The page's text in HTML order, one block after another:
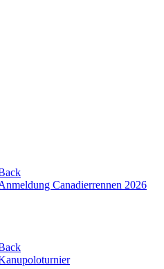
Canadierrennen 2026